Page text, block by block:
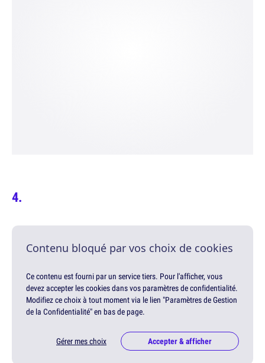
Contenu bloqué par vos choix de cookies
Ce contenu est fourni par un service tiers. Pour l'afficher, vous
devez accepter les cookies dans vos paramètres de confidentialité.
Modifiez ce choix à tout moment via le lien "Paramètres de Gestion
de la Confidentialité" en bas de page.
Gérer mes choix Accepter & afficher